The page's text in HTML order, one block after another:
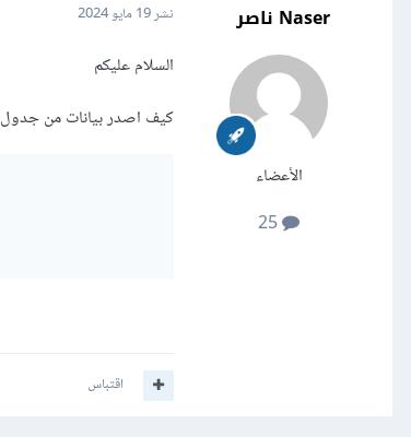
Naser ناصر
الأعضاء
نشر19 مايو 2024
السلام عليكم
كيف اصدر بيانات من جدول sql server الى ملف بالصيغ التالية
اقتباس